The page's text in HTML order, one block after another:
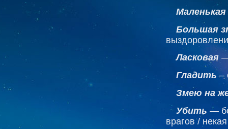
Маленькая
Большая
Ласковая
Гладить–
Змею на
Убить —
врагов /